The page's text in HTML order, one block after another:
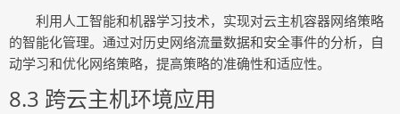
利用人工智能和机器学习技术，实现对云主机容器网络策略
的智能化管理。通过对历史网络流量数据和安全事件的分析，自
动学习和优化网络策略，提高策略的准确性和适应性。
8.3 跨云主机环境应用